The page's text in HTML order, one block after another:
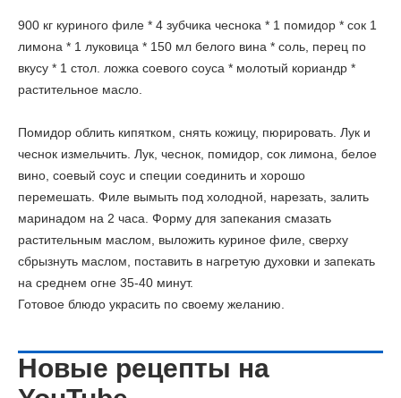
900 кг куриного филе * 4 зубчика чеснока * 1 помидор * сок 1
лимона * 1 луковица * 150 мл белого вина * соль, перец по
вкусу * 1 стол. ложка соевого соуса * молотый кориандр *
растительное масло.
Помидор облить кипятком, снять кожицу, пюрировать. Лук и
чеснок измельчить. Лук, чеснок, помидор, сок лимона, белое
вино, соевый соус и специи соединить и хорошо
перемешать. Филе вымыть под холодной, нарезать, залить
маринадом на 2 часа. Форму для запекания смазать
растительным маслом, выложить куриное филе, сверху
сбрызнуть маслом, поставить в нагретую духовки и запекать
на среднем огне 35-40 минут.
Готовое блюдо украсить по своему желанию.
Новые рецепты на